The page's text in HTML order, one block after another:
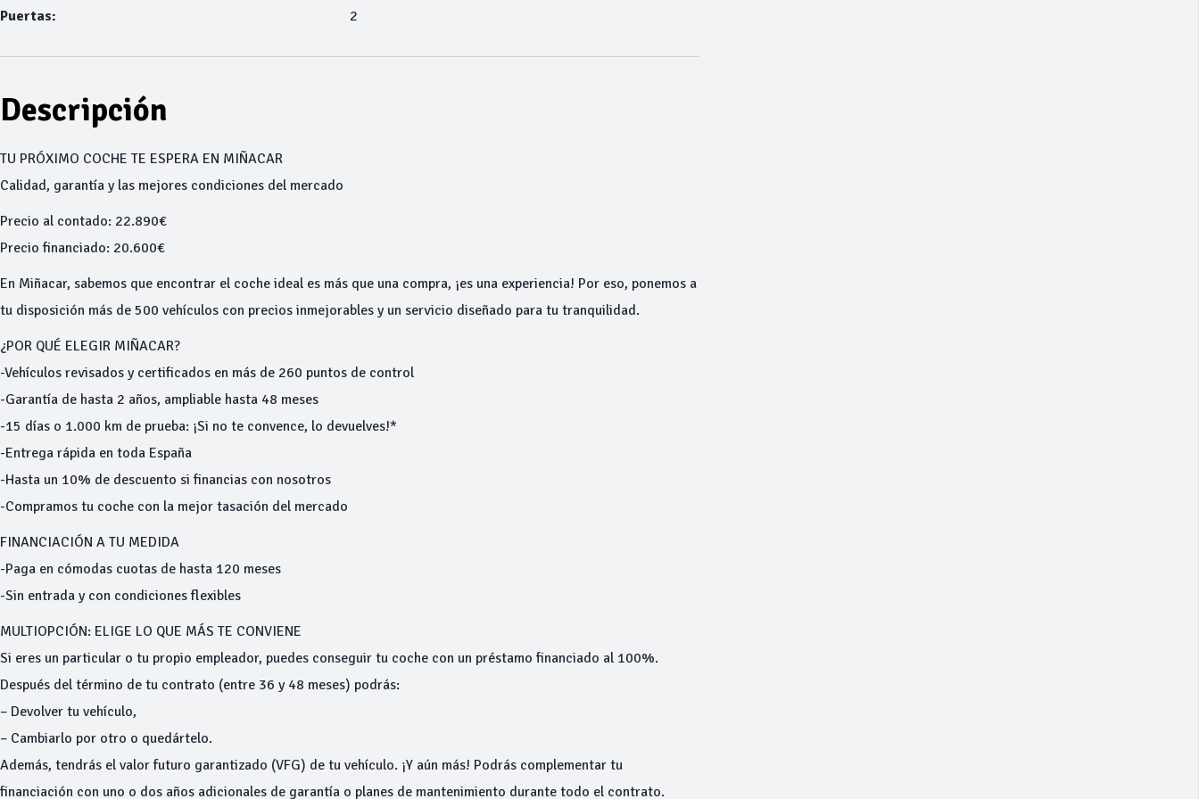
Puertas: 2
Descripción
TU PRÓXIMO COCHE TE ESPERA EN MIÑACAR
Calidad, garantía y las mejores condiciones del mercado
Precio al contado: 22.890€
Precio financiado: 20.600€
En Miñacar, sabemos que encontrar el coche ideal es más que una compra, ¡es una experiencia! Por eso, ponemos a
tu disposición más de 500 vehículos con precios inmejorables y un servicio diseñado para tu tranquilidad.
¿POR QUÉ ELEGIR MIÑACAR?
-Vehículos revisados y certificados en más de 260 puntos de control
-Garantía de hasta 2 años, ampliable hasta 48 meses
-15 días o 1.000 km de prueba: ¡Si no te convence, lo devuelves!*
-Entrega rápida en toda España
-Hasta un 10% de descuento si financias con nosotros
-Compramos tu coche con la mejor tasación del mercado
FINANCIACIÓN A TU MEDIDA
-Paga en cómodas cuotas de hasta 120 meses
-Sin entrada y con condiciones flexibles
MULTIOPCIÓN: ELIGE LO QUE MÁS TE CONVIENE
Si eres un particular o tu propio empleador, puedes conseguir tu coche con un préstamo financiado al 100%.
Después del término de tu contrato (entre 36 y 48 meses) podrás:
– Devolver tu vehículo,
– Cambiarlo por otro o quedártelo.
Además, tendrás el valor futuro garantizado (VFG) de tu vehículo. ¡Y aún más! Podrás complementar tu
financiación con uno o dos años adicionales de garantía o planes de mantenimiento durante todo el contrato.